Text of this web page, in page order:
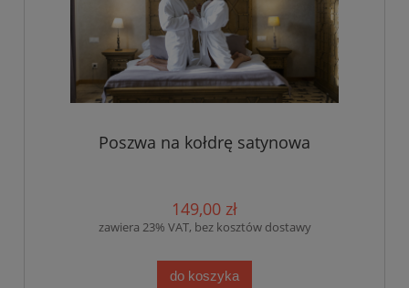
Poszwa na kołdrę satynowa
149,00 zł
zawiera 23% VAT, bez kosztów dostawy
do koszyka